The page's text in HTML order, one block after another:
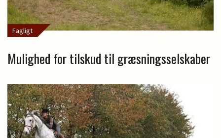
Fagligt
Mulighed for tilskud til græsningsselskaber